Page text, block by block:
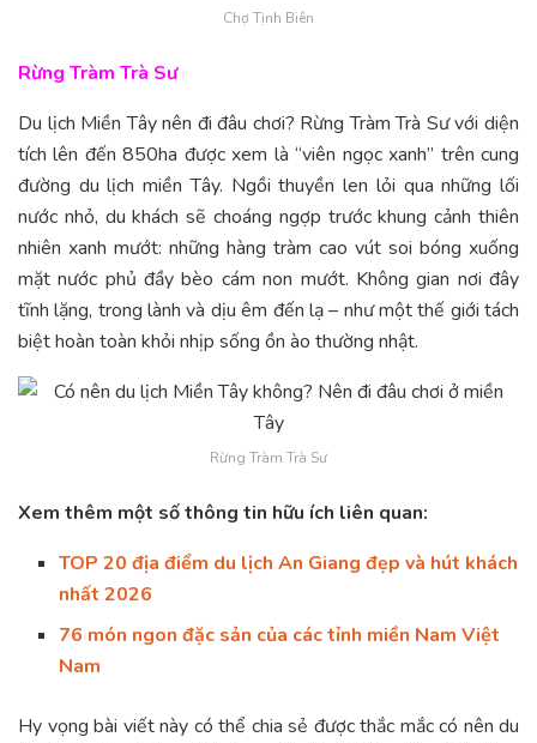
Chợ Tịnh Biên
Rừng Tràm Trà Sư
Du lịch Miền Tây nên đi đâu chơi? Rừng Tràm Trà Sư với diện
tích lên đến 850ha được xem là “viên ngọc xanh” trên cung
đường du lịch miền Tây. Ngồi thuyền len lỏi qua những lối
nước nhỏ, du khách sẽ choáng ngợp trước khung cảnh thiên
nhiên xanh mướt: những hàng tràm cao vút soi bóng xuống
mặt nước phủ đầy bèo cám non mướt. Không gian nơi đây
tĩnh lặng, trong lành và dịu êm đến lạ – như một thế giới tách
biệt hoàn toàn khỏi nhịp sống ồn ào thường nhật.
Rừng Tràm Trà Sư
Xem thêm một số thông tin hữu ích liên quan:
TOP 20 địa điểm du lịch An Giang đẹp và hút khách
nhất 2026
76 món ngon đặc sản của các tỉnh miền Nam Việt
Nam
Hy vọng bài viết này có thể chia sẻ được thắc mắc có nên du